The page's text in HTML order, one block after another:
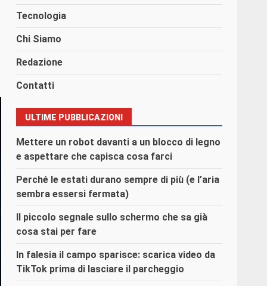
Tecnologia
Chi Siamo
Redazione
Contatti
ULTIME PUBBLICAZIONI
Mettere un robot davanti a un blocco di legno
e aspettare che capisca cosa farci
Perché le estati durano sempre di più (e l’aria
sembra essersi fermata)
Il piccolo segnale sullo schermo che sa già
cosa stai per fare
In falesia il campo sparisce: scarica video da
TikTok prima di lasciare il parcheggio